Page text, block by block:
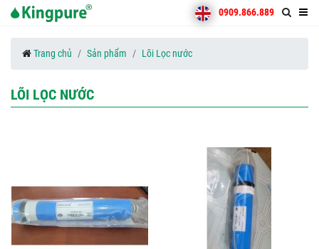
0909.866.889
Trang chủ Sản phẩm Lõi Lọc nước
LÕI LỌC NƯỚC